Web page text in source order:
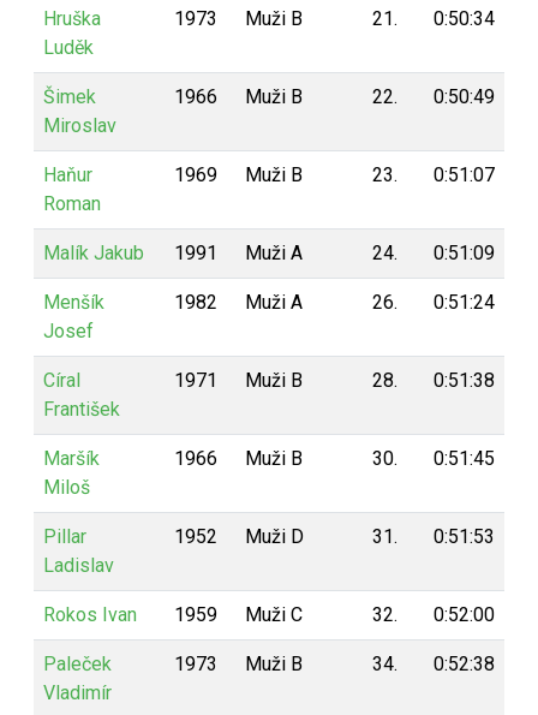
Hruška
Luděk
1973 Muži B 21. 0:50:34
Šimek
Miroslav
1966 Muži B 22. 0:50:49
Haňur
Roman
1969 Muži B 23. 0:51:07
Malík Jakub 1991 Muži A 24. 0:51:09
Menšík
Josef
1982 Muži A 26. 0:51:24
Círal
František
1971 Muži B 28. 0:51:38
Maršík
Miloš
1966 Muži B 30. 0:51:45
Pillar
Ladislav
1952 Muži D 31. 0:51:53
Rokos Ivan 1959 Muži C 32. 0:52:00
Paleček
Vladimír
1973 Muži B 34. 0:52:38